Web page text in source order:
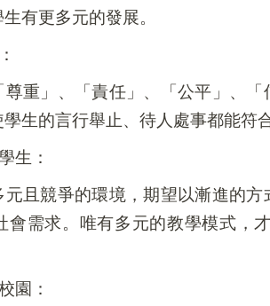
有更多元的發展。
重」、「責任」、「公平」、
生的言行舉止、待人處事都能符
生：
且競爭的環境，期望以漸進的
會需求。唯有多元的教學模式，
園：